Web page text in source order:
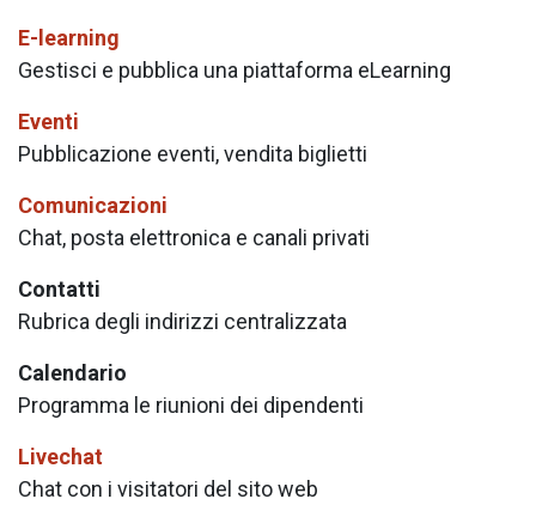
E-learning
Gestisci e pubblica una piattaforma eLearning
Eventi
Pubblicazione eventi, vendita biglietti
Comunicazioni
Chat, posta elettronica e canali privati
Contatti
Rubrica degli indirizzi centralizzata
Calendario
Programma le riunioni dei dipendenti
Livechat
Chat con i visitatori del sito web